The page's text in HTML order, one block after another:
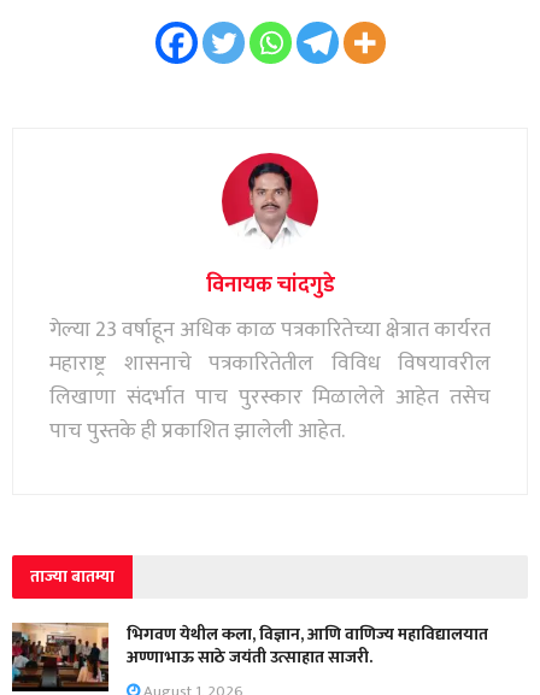
विनायक चांदगुडे
गेल्या 23 वर्षाहून अधिक काळ पत्रकारितेच्या क्षेत्रात कार्यरत
महाराष्ट्र शासनाचे पत्रकारितेतील विविध विषयावरील
लिखाणा संदर्भात पाच पुरस्कार मिळालेले आहेत तसेच
पाच पुस्तके ही प्रकाशित झालेली आहेत.
ताज्या बातम्या
भिगवण येथील कला, विज्ञान, आणि वाणिज्य महाविद्यालयात
अण्णाभाऊ साठे जयंती उत्साहात साजरी.